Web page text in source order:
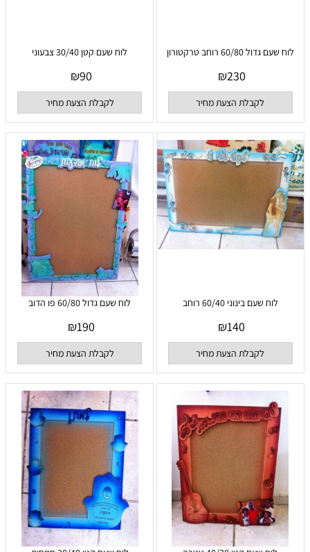
לוח שעם גדול 60/80 רוחב טרקטורון
₪230
לקבלת הצעת מחיר
לוח שעם קטן 30/40 צבעוני
₪90
לקבלת הצעת מחיר
לוח שעם בינוני 60/40 רוחב
₪140
לקבלת הצעת מחיר
לוח שעם גדול 60/80 פו הדוב
₪190
לקבלת הצעת מחיר